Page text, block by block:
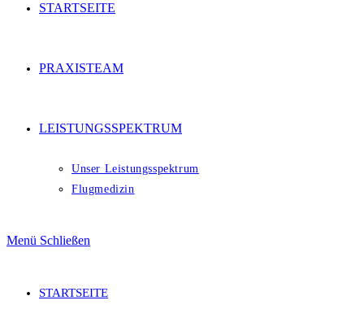
STARTSEITE
PRAXISTEAM
LEISTUNGSSPEKTRUM
Unser Leistungsspektrum
Flugmedizin
Menü Schließen
STARTSEITE